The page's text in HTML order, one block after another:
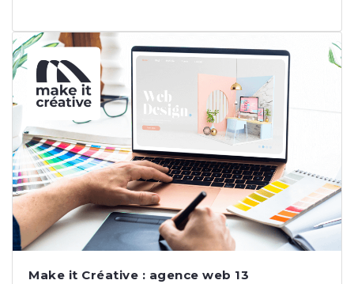
Make it Créative : agence web 13